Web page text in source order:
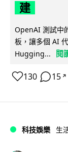
建
OpenAI 測試中
板，讓多個 AI
Hugging...
閱
130 15 ↗
科技娛樂 生